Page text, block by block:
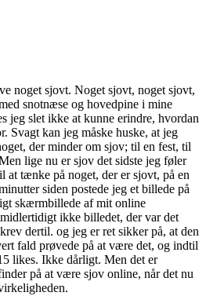
noget sjovt. Noget sjovt, noget sjovt,
snotnæse og hovedpine i mine
jeg slet ikke at kunne erindre, hvordan
Svagt kan jeg måske huske, at jeg
der minder om sjov; til en fest, til
lige nu er sjov det sidste jeg føler
tænke på noget, der er sjovt, på en
siden postede jeg et billede på
skærmbillede af mit online
ikke billedet, der var det
dertil. og jeg er ret sikker på, at den
fald prøvede på at være det, og indtil
likes. Ikke dårligt. Men det er
på at være sjov online, når det nu